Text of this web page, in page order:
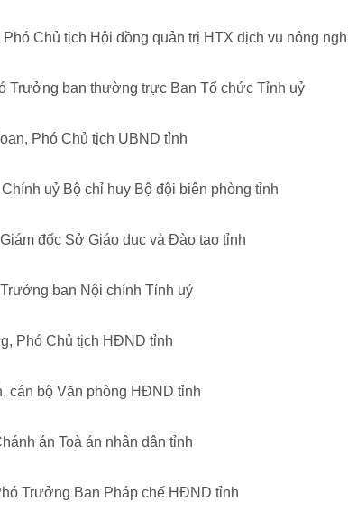
Chủ tịch Hội đồng quản trị HTX dịch vụ nông
Trưởng ban thường trực Ban Tổ chức Tỉnh uỷ
Phó Chủ tịch UBND tỉnh
uỷ Bộ chỉ huy Bộ đội biên phòng tỉnh
đốc Sở Giáo dục và Đào tạo tỉnh
ban Nội chính Tỉnh uỷ
Phó Chủ tịch HĐND tỉnh
cán bộ Văn phòng HĐND tỉnh
án Toà án nhân dân tỉnh
Trưởng Ban Pháp chế HĐND tỉnh